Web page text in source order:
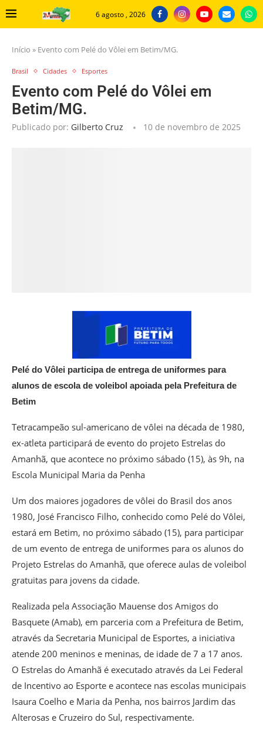
6 agosto , 2026
Início » Evento com Pelé do Vôlei em Betim/MG.
Brasil Cidades Esportes
Evento com Pelé do Vôlei em
Betim/MG.
Publicado por: Gilberto Cruz 10 de novembro de 2025
Pelé do Vôlei participa de entrega de uniformes para
alunos de escola de voleibol apoiada pela Prefeitura de
Betim
Tetracampeão sul-americano de vôlei na década de 1980,
ex-atleta participará de evento do projeto Estrelas do
Amanhã, que acontece no próximo sábado (15), às 9h, na
Escola Municipal Maria da Penha
Um dos maiores jogadores de vôlei do Brasil dos anos
1980, José Francisco Filho, conhecido como Pelé do Vôlei,
estará em Betim, no próximo sábado (15), para participar
de um evento de entrega de uniformes para os alunos do
Projeto Estrelas do Amanhã, que oferece aulas de voleibol
gratuitas para jovens da cidade.
Realizada pela Associação Mauense dos Amigos do
Basquete (Amab), em parceria com a Prefeitura de Betim,
através da Secretaria Municipal de Esportes, a iniciativa
atende 200 meninos e meninas, de idade de 7 a 17 anos.
O Estrelas do Amanhã é executado através da Lei Federal
de Incentivo ao Esporte e acontece nas escolas municipais
Isaura Coelho e Maria da Penha, nos bairros Jardim das
Alterosas e Cruzeiro do Sul, respectivamente.